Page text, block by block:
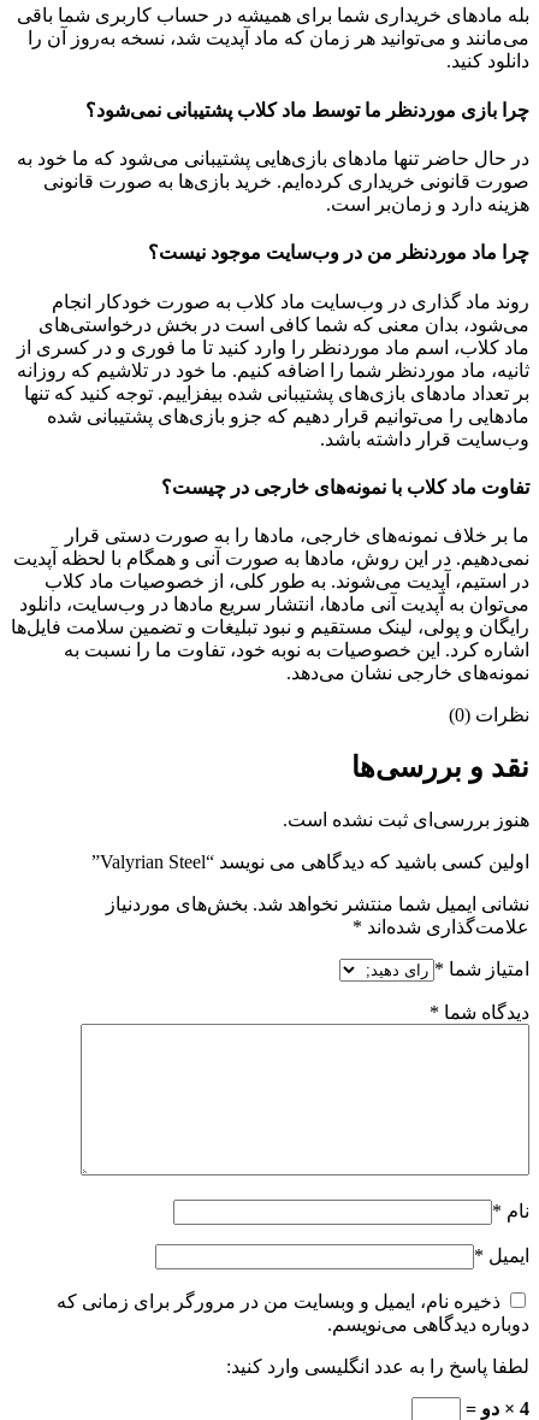
بله مادهای خریداری شما برای همیشه در حساب کاربری شما باقی
می‌مانند و می‌توانید هر زمان که ماد آپدیت شد، نسخه به‌روز آن را
دانلود کنید.
چرا بازی موردنظر ما توسط ماد کلاب پشتیبانی نمی‌شود؟
در حال حاضر تنها مادهای بازی‌هایی پشتیبانی می‌شود که ما خود به
صورت قانونی خریداری کرده‌ایم. خرید بازی‌ها به صورت قانونی
هزینه دارد و زمان‌بر است.
چرا ماد موردنظر من در وب‌سایت موجود نیست؟
روند ماد گذاری در وب‌سایت ماد کلاب به صورت خودکار انجام
می‌شود، بدان معنی که شما کافی است در بخش درخواستی‌های
ماد کلاب، اسم ماد موردنظر را وارد کنید تا ما فوری و در کسری از
ثانیه، ماد موردنظر شما را اضافه کنیم. ما خود در تلاشیم که روزانه
بر تعداد مادهای بازی‌های پشتیبانی شده بیفزاییم. توجه کنید که تنها
مادهایی را می‌توانیم قرار دهیم که جزو بازی‌های پشتیبانی شده
وب‌سایت قرار داشته باشد.
تفاوت ماد کلاب با نمونه‌های خارجی در چیست؟
ما بر خلاف نمونه‌های خارجی، مادها را به صورت دستی قرار
نمی‌دهیم. در این روش، مادها به صورت آنی و همگام با لحظه آپدیت
در استیم، آپدیت می‌شوند. به طور کلی، از خصوصیات ماد کلاب
می‌‌توان به آپدیت آنی مادها، انتشار سریع مادها در وب‌سایت، دانلود
رایگان و پولی، لینک مستقیم و نبود تبلیغات و تضمین سلامت فایل‌ها
اشاره کرد. این خصوصیات به نوبه خود، تفاوت ما را نسبت به
نمونه‌های خارجی نشان می‌دهد.
نظرات (0)
نقد و بررسی‌ها
هنوز بررسی‌ای ثبت نشده است.
اولین کسی باشید که دیدگاهی می نویسد “Valyrian Steel”
نشانی ایمیل شما منتشر نخواهد شد. بخش‌های موردنیاز
علامت‌گذاری شده‌اند *
امتیاز شما *
دیدگاه شما *
نام *
ایمیل *
ذخیره نام، ایمیل و وبسایت من در مرورگر برای زمانی که
دوباره دیدگاهی می‌نویسم.
لطفا پاسخ را به عدد انگلیسی وارد کنید:
4 × دو =